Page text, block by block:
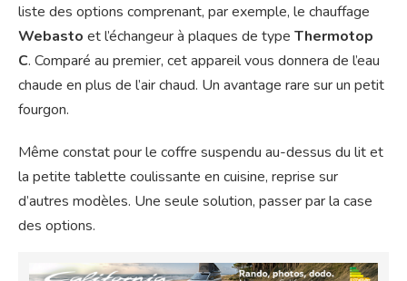
liste des options comprenant, par exemple, le chauffage
Webasto et l’échangeur à plaques de type Thermotop
C. Comparé au premier, cet appareil vous donnera de l’eau
chaude en plus de l’air chaud. Un avantage rare sur un petit
fourgon.
Même constat pour le coffre suspendu au-dessus du lit et
la petite tablette coulissante en cuisine, reprise sur
d’autres modèles. Une seule solution, passer par la case
des options.